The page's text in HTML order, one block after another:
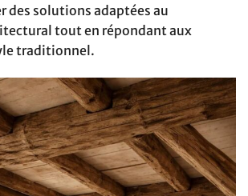
des solutions adaptées au
tout en répondant aux
traditionnel.